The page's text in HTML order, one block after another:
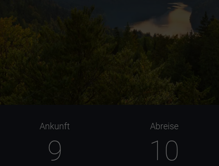
Ankunft
9
Abreise
10